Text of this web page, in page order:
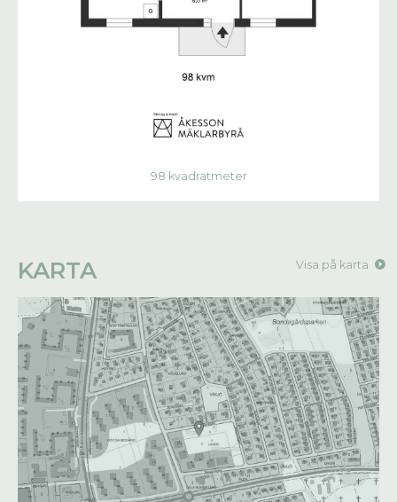
98 kvadratmeter
KARTA Visa på karta